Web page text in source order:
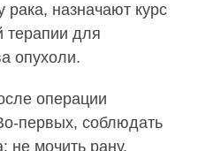
рака, назначают курс
терапии для
опухоли.
операции
первых, соблюдать
не мочить рану,